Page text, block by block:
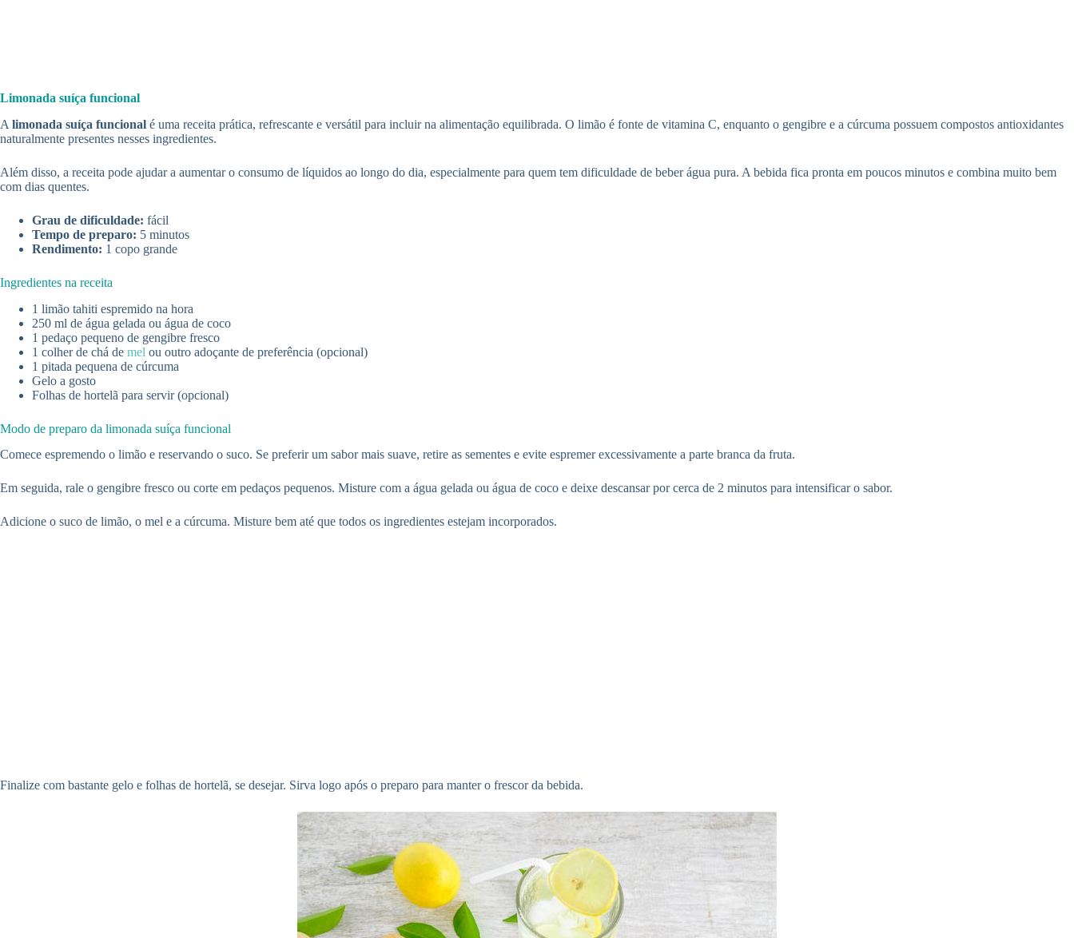
Limonada suíça funcional
A limonada suíça funcional é uma receita prática, refrescante e versátil para incluir na alimentação equilibrada. O limão é fonte de vitamina C, enquanto o gengibre e a cúrcuma possuem compostos antioxidantes
naturalmente presentes nesses ingredientes.
Além disso, a receita pode ajudar a aumentar o consumo de líquidos ao longo do dia, especialmente para quem tem dificuldade de beber água pura. A bebida fica pronta em poucos minutos e combina muito bem
com dias quentes.
Grau de dificuldade: fácil
Tempo de preparo: 5 minutos
Rendimento: 1 copo grande
Ingredientes na receita
1 limão tahiti espremido na hora
250 ml de água gelada ou água de coco
1 pedaço pequeno de gengibre fresco
1 colher de chá de mel ou outro adoçante de preferência (opcional)
1 pitada pequena de cúrcuma
Gelo a gosto
Folhas de hortelã para servir (opcional)
Modo de preparo da limonada suíça funcional
Comece espremendo o limão e reservando o suco. Se preferir um sabor mais suave, retire as sementes e evite espremer excessivamente a parte branca da fruta.
Em seguida, rale o gengibre fresco ou corte em pedaços pequenos. Misture com a água gelada ou água de coco e deixe descansar por cerca de 2 minutos para intensificar o sabor.
Adicione o suco de limão, o mel e a cúrcuma. Misture bem até que todos os ingredientes estejam incorporados.
Finalize com bastante gelo e folhas de hortelã, se desejar. Sirva logo após o preparo para manter o frescor da bebida.